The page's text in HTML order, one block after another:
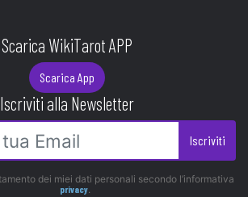
Scarica WikiTarot APP
Scarica App
Iscriviti alla Newsletter
Iscriviti
dei miei dati personali secondo l’informativa
privacy.